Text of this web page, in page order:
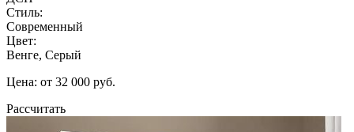
Стиль:
Современный
Цвет:
Венге, Серый
Цена: от 32 000 руб.
Рассчитать